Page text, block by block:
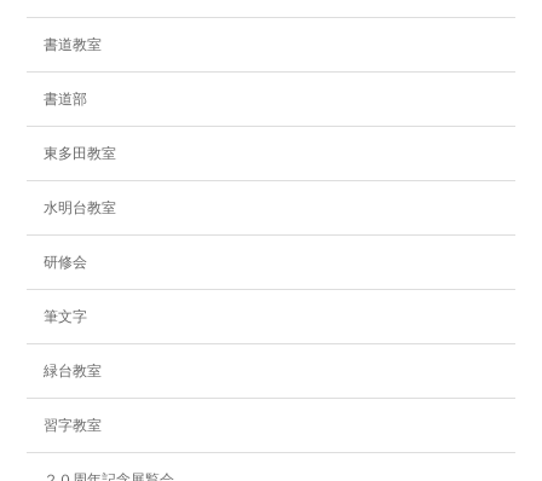
書道教室
書道部
東多田教室
水明台教室
研修会
筆文字
緑台教室
習字教室